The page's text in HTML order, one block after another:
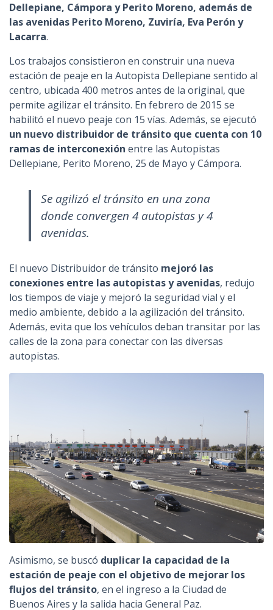
Dellepiane, Cámpora y Perito Moreno, además de
las avenidas Perito Moreno, Zuviría, Eva Perón y
Lacarra.
Los trabajos consistieron en construir una nueva
estación de peaje en la Autopista Dellepiane sentido al
centro, ubicada 400 metros antes de la original, que
permite agilizar el tránsito. En febrero de 2015 se
habilitó el nuevo peaje con 15 vías. Además, se ejecutó
un nuevo distribuidor de tránsito que cuenta con 10
ramas de interconexión entre las Autopistas
Dellepiane, Perito Moreno, 25 de Mayo y Cámpora.
Se agilizó el tránsito en una zona
donde convergen 4 autopistas y 4
avenidas.
El nuevo Distribuidor de tránsito mejoró las
conexiones entre las autopistas y avenidas, redujo
los tiempos de viaje y mejoró la seguridad vial y el
medio ambiente, debido a la agilización del tránsito.
Además, evita que los vehículos deban transitar por las
calles de la zona para conectar con las diversas
autopistas.
Asimismo, se buscó duplicar la capacidad de la
estación de peaje con el objetivo de mejorar los
flujos del tránsito, en el ingreso a la Ciudad de
Buenos Aires y la salida hacia General Paz.